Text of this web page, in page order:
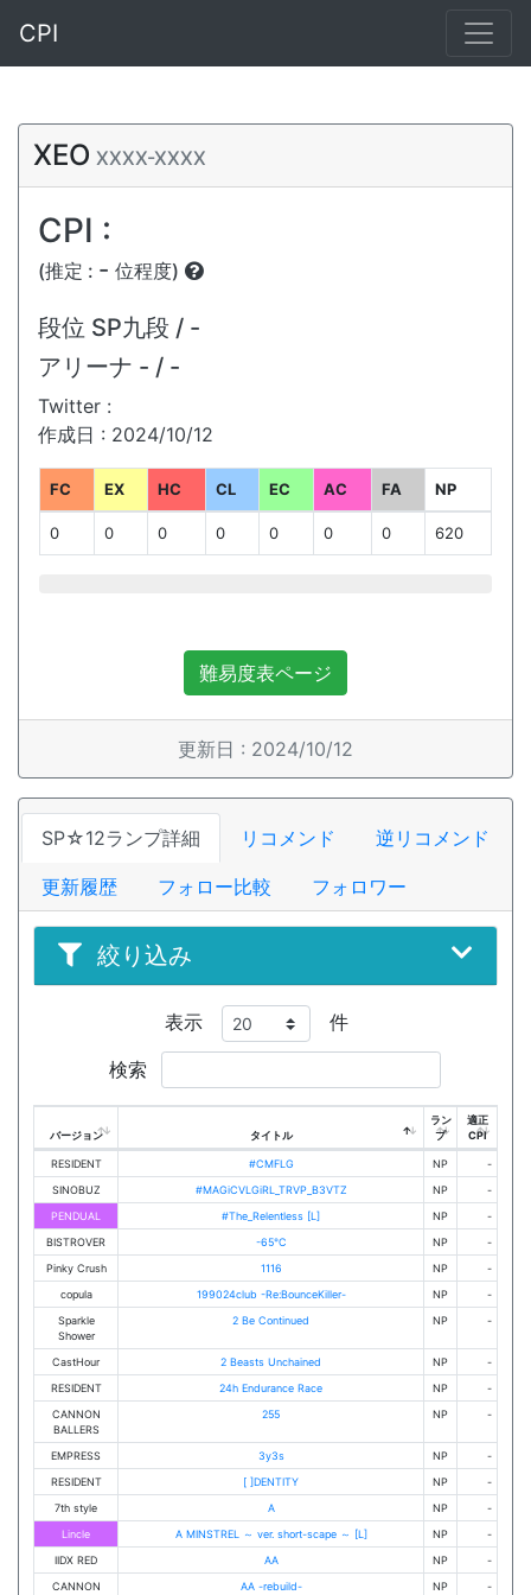
CPI
XEO XXXX-XXXX
CPI :
(推定 : - 位程度)
段位 SP九段 / -
アリーナ - / -
Twitter :
作成日 : 2024/10/12
FC EX HC CL EC AC FA NP
0 0 0 0 0 0 0 620
難易度表ページ
更新日 : 2024/10/12
SP☆12ランプ詳細 リコメンド 逆リコメンド
更新履歴 フォロー比較 フォロワー
絞り込み
表示 件
検索
バージョン タイトル
ラン
プ
適正
CPI
RESIDENT #CMFLG NP
-
SINOBUZ
#MAGiCVLGiRL_TRVP_B3VTZ NP
-
PENDUAL
#The_Relentless [L] NP
-
BISTROVER
-65℃ NP
-
Pinky Crush
1116 NP
-
copula
199024club -Re:BounceKiller- NP
-
Sparkle
Shower
2 Be Continued NP -
CastHour 2 Beasts Unchained NP
-
RESIDENT
24h Endurance Race NP
-
CANNON
BALLERS
255 NP -
EMPRESS 3y3s NP
-
RESIDENT
[ ]DENTITY NP
-
7th style
A NP
-
Lincle
A MINSTREL ～ ver. short-scape ～ [L] NP
-
IIDX RED
AA NP
-
CANNON
AA -rebuild- NP -